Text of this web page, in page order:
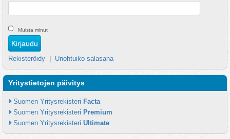
Muista minut
Rekisteröidy Unohtuiko salasana
Yritystietojen päivitys
Suomen Yritysrekisteri Facta
Suomen Yritysrekisteri Premium
Suomen Yritysrekisteri Ultimate